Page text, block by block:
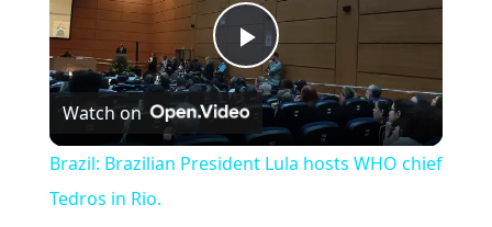
Play Video
Watch on
Brazil: Brazilian President Lula hosts WHO chief
Tedros in Rio.